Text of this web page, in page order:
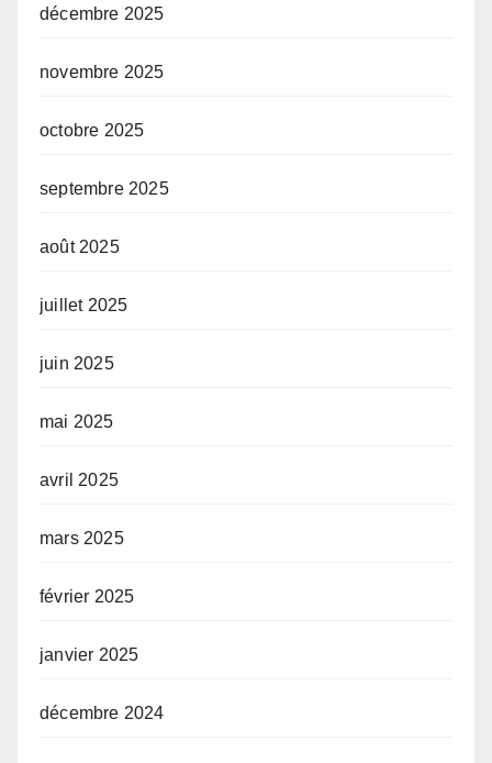
décembre 2025
novembre 2025
octobre 2025
septembre 2025
août 2025
juillet 2025
juin 2025
mai 2025
avril 2025
mars 2025
février 2025
janvier 2025
décembre 2024